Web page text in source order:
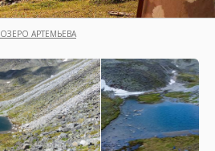
ОЗЕРО АРТЕМЬЕВА